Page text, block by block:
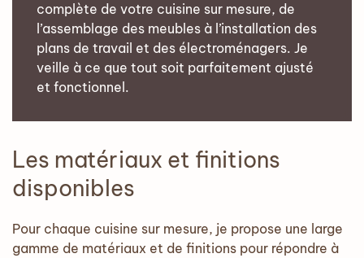
complète de votre cuisine sur mesure, de
l’assemblage des meubles à l’installation des
plans de travail et des électroménagers. Je
veille à ce que tout soit parfaitement ajusté
et fonctionnel.
Les matériaux et finitions
disponibles
Pour chaque cuisine sur mesure, je propose une large
gamme de matériaux et de finitions pour répondre à